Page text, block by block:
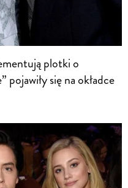
plotki o
pojawiły się na okładce